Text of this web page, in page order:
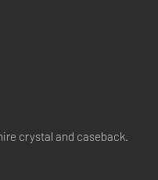
crystal and caseback.